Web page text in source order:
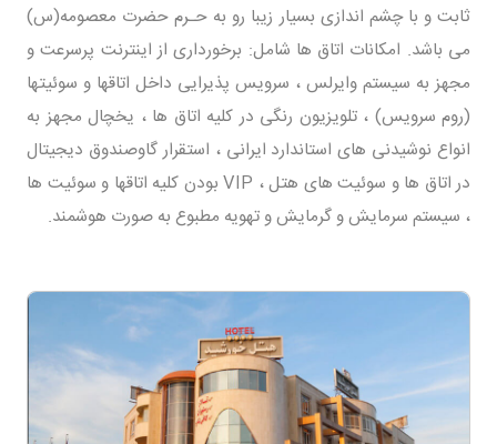
ثابت و با چشم اندازی بسیار زیبا رو به حـرم حضرت معصومه(س)
می باشد. امکانات اتاق ها شامل: برخورداری از اینترنت پرسرعت و
مجهز به سیستم وایرلس ، سرویس پذیرایی داخل اتاقها و سوئیتها
(روم سرویس) ، تلویزیون رنگی در کلیه اتاق ها ، یخچال مجهز به
انواع نوشیدنی های استاندارد ایرانی ، استقرار گاوصندوق دیجیتال
در اتاق ها و سوئیت های هتل ، VIP بودن کلیه اتاقها و سوئیت ها
، سیستم سرمایش و گرمایش و تهویه مطبوع به صورت هوشمند.